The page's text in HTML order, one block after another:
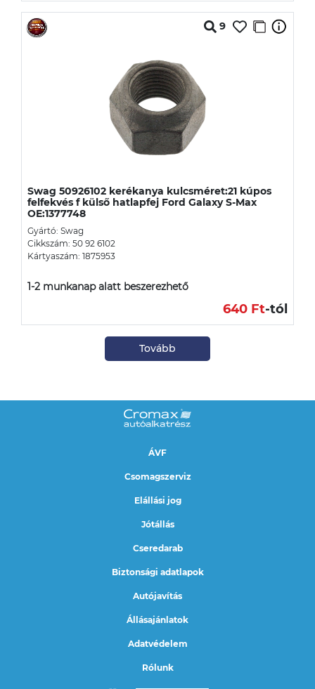
9
Swag 50926102 kerékanya kulcsméret:21 kúpos
felfekvés f külső hatlapfej Ford Galaxy S-Max
OE:1377748
Gyártó: Swag
Cikkszám: 50 92 6102
Kártyaszám: 1875953
1-2 munkanap alatt beszerezhető
640 Ft-tól
Tovább
ÁVF
Csomagszerviz
Elállási jog
Jótállás
Cseredarab
Biztonsági adatlapok
Autójavítás
Állásajánlatok
Adatvédelem
Rólunk